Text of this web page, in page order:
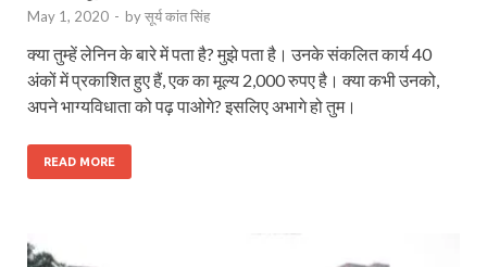
May 1, 2020 - byसूर्य कांत सिंह
क्या तुम्हें लेनिन के बारे में पता है? मुझे पता है। उनके संकलित कार्य 40
अंकों में प्रकाशित हुए हैं, एक का मूल्य 2,000 रुपए है। क्या कभी उनको,
अपने भाग्यविधाता को पढ़ पाओगे? इसलिए अभागे हो तुम।
READ MORE